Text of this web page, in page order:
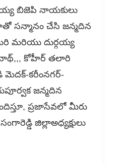
బిజెపి నాయకులు
సన్మానం చేసి జన్మదిన
మరియు దుర్గయ్య
కోహీర్ తలారి
కరీంనగర్-
జన్మదిన
ప్రజాసేవలో మీరు
జిల్లాఅధ్యక్షులు